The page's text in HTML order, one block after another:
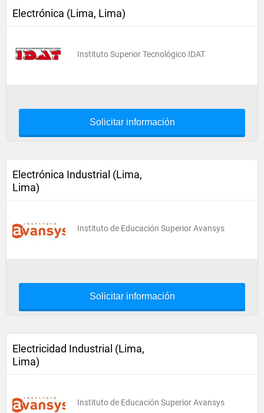
Electrónica (Lima, Lima)
Instituto Superior Tecnológico IDAT
Solicitar información
Electrónica Industrial (Lima,
Lima)
Instituto de Educación Superior Avansys
Solicitar información
Electricidad Industrial (Lima,
Lima)
Instituto de Educación Superior Avansys